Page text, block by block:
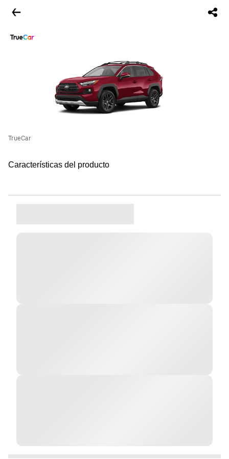
TrueCar
Características del producto